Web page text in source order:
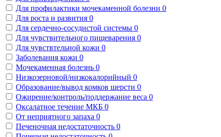
Для профилактики мочекаменной болезни 0
Для роста и развития 0
Для сердечно-сосудистой системы 0
Для чувствительного пищеварения 0
Для чувствтельной кожи 0
Заболевания кожи 0
Мочекаменная болезнь 0
Низкозерновой/низкокалорийный 0
Образование/вывод комков шерсти 0
Ожирение/контроль/поддержание веса 0
Оксалатное течение МКБ 0
От неприятного запаха 0
Печеночная недостаточность 0